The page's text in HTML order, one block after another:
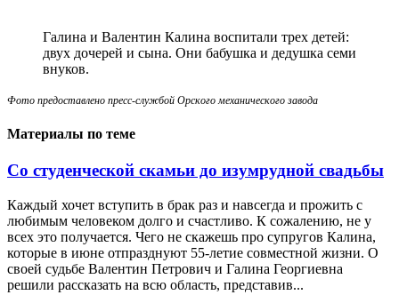
Галина и Валентин Калина воспитали трех детей:
двух дочерей и сына. Они бабушка и дедушка семи
внуков.
Фото предоставлено пресс-службой Орского механического завода
Материалы по теме
Со студенческой скамьи до изумрудной свадьбы
Каждый хочет вступить в брак раз и навсегда и прожить с
любимым человеком долго и счастливо. К сожалению, не у
всех это получается. Чего не скажешь про супругов Калина,
которые в июне отпразднуют 55-летие совместной жизни. О
своей судьбе Валентин Петрович и Галина Георгиевна
решили рассказать на всю область, представив...